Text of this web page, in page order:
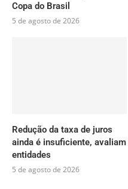
Copa do Brasil
5 de agosto de 2026
Redução da taxa de juros
ainda é insuficiente, avaliam
entidades
5 de agosto de 2026